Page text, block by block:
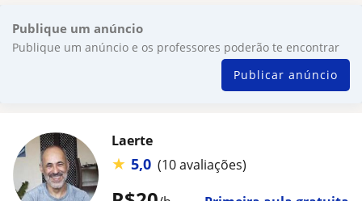
Publique um anúncio
Publique um anúncio e os professores poderão te encontrar
Publicar anúncio
Laerte
★ 5,0 (10 avaliações)